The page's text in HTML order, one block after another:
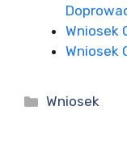
Wniosek
Wniosek
Kategorie
Wniosek